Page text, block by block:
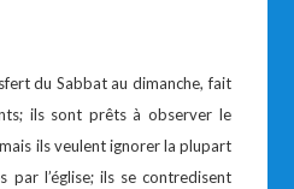
du Sabbat au dimanche, fait
ils sont prêts à observer le
ils veulent ignorer la plupart
par l’église; ils se contredisent